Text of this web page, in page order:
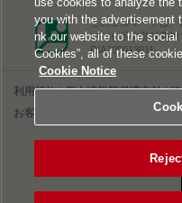
このエルマークは
ンツを示す登録商標
RIAJ00013011
利用規約|個人情報等保護方針|
お客様情報の外部送信について|
you with the advertisement
nk our website to the social
Cookies”, all of these
Cookie Notice